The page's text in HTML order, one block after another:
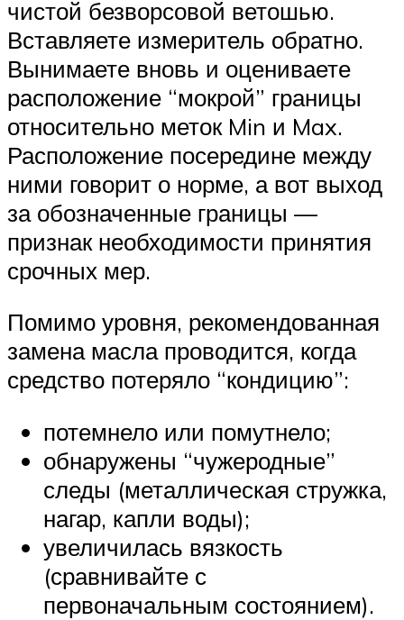
чистой безворсовой ветошью.
Вставляете измеритель обратно.
Вынимаете вновь и оцениваете
расположение “мокрой” границы
относительно меток Min и Max.
Расположение посередине между
ними говорит о норме, а вот выход
за обозначенные границы —
признак необходимости принятия
срочных мер.
Помимо уровня, рекомендованная
замена масла проводится, когда
средство потеряло “кондицию”:
потемнело или помутнело;
обнаружены “чужеродные”
следы (металлическая стружка,
нагар, капли воды);
увеличилась вязкость
(сравнивайте с
первоначальным состоянием).